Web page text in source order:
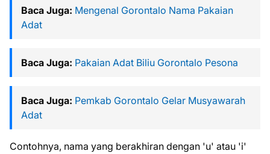
Baca Juga: Mengenal Gorontalo Nama Pakaian
Adat
Baca Juga: Pakaian Adat Biliu Gorontalo Pesona
Baca Juga: Pemkab Gorontalo Gelar Musyawarah
Adat
Contohnya, nama yang berakhiran dengan 'u' atau 'i'